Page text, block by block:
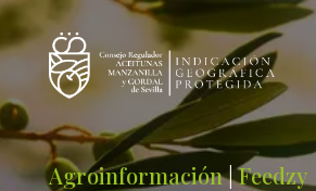
Agroinformación|Feedzy